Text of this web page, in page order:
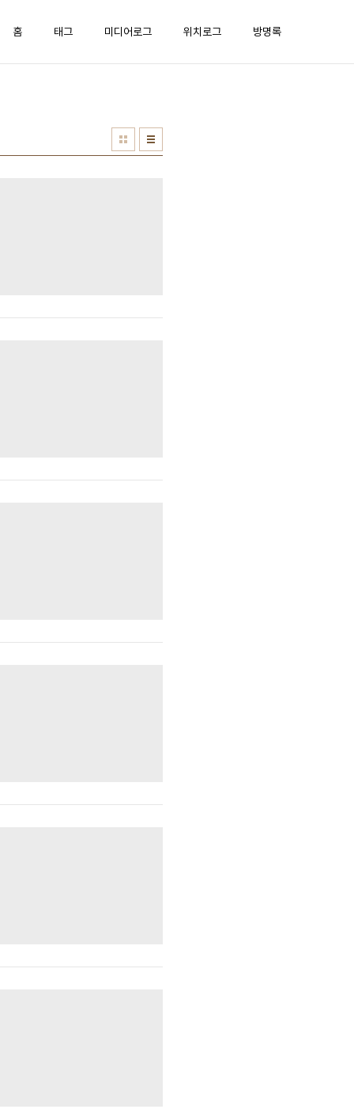
홈 태그 미디어로그 위치로그 방명록